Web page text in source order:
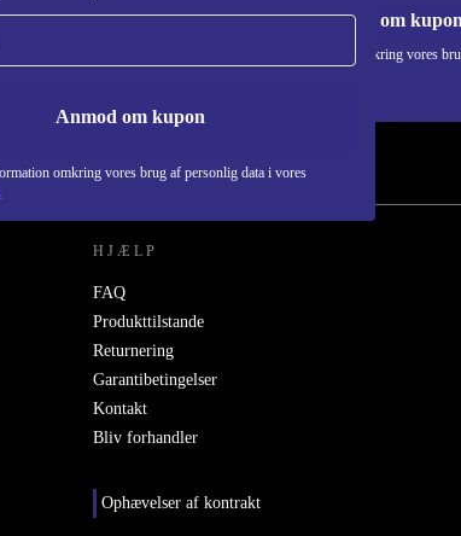
Anmod om kupon
omkring vores brug af personlig data i vores
Anmod om kupon
Du kan finde information omkring vores
NEW.
HJÆLP
FAQ
Produkttilstande
Returnering
Garantibetingelser
Kontakt
Bliv forhandler
Ophævelser af kontrakt